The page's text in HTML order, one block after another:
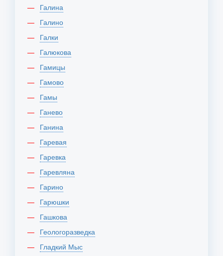
Галина
Галино
Галки
Галюкова
Гамицы
Гамово
Гамы
Ганево
Ганина
Гаревая
Гаревка
Гаревляна
Гарино
Гарюшки
Гашкова
Геологоразведка
Гладкий Мыс